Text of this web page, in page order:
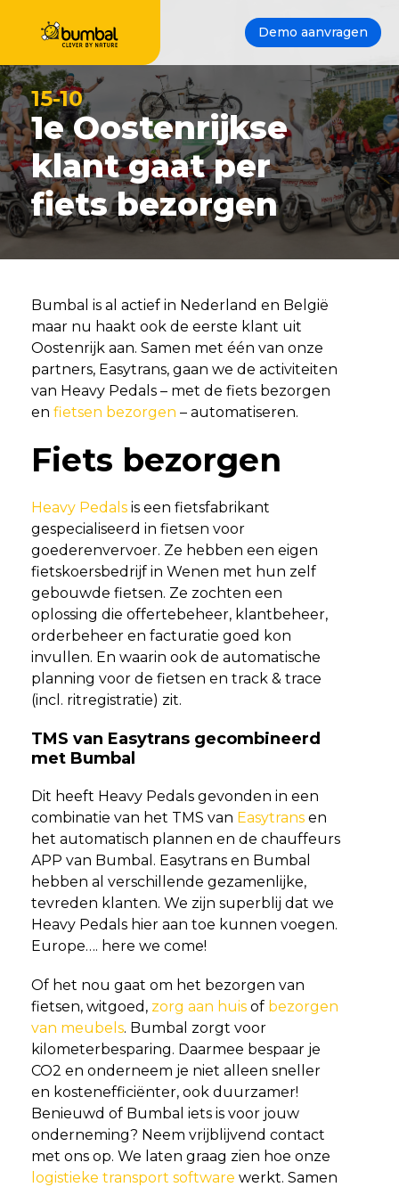
Demo aanvragen
15-10
1e Oostenrijkse
klant gaat per
fiets bezorgen
Bumbal is al actief in Nederland en België
maar nu haakt ook de eerste klant uit
Oostenrijk aan. Samen met één van onze
partners, Easytrans, gaan we de activiteiten
van Heavy Pedals – met de fiets bezorgen
en fietsen bezorgen – automatiseren.
Fiets bezorgen
Heavy Pedals is een fietsfabrikant
gespecialiseerd in fietsen voor
goederenvervoer. Ze hebben een eigen
fietskoersbedrijf in Wenen met hun zelf
gebouwde fietsen. Ze zochten een
oplossing die offertebeheer, klantbeheer,
orderbeheer en facturatie goed kon
invullen. En waarin ook de automatische
planning voor de fietsen en track & trace
(incl. ritregistratie) zit.
TMS van Easytrans gecombineerd
met Bumbal
Dit heeft Heavy Pedals gevonden in een
combinatie van het TMS van Easytrans en
het automatisch plannen en de chauffeurs
APP van Bumbal. Easytrans en Bumbal
hebben al verschillende gezamenlijke,
tevreden klanten. We zijn superblij dat we
Heavy Pedals hier aan toe kunnen voegen.
Europe…. here we come!
Of het nou gaat om het bezorgen van
fietsen, witgoed, zorg aan huis of bezorgen
van meubels. Bumbal zorgt voor
kilometerbesparing. Daarmee bespaar je
CO2 en onderneem je niet alleen sneller
en kostenefficiënter, ook duurzamer!
Benieuwd of Bumbal iets is voor jouw
onderneming? Neem vrijblijvend contact
met ons op. We laten graag zien hoe onze
logistieke transport software werkt. Samen